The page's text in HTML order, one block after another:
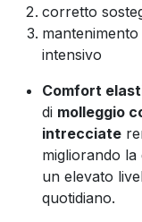
corretto
intensivo
Comfort
di molleggio
intrecciate
migliorando
un elevato
quotidiano.